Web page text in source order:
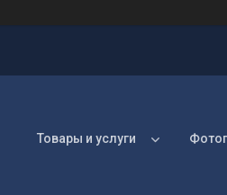
Товары и услуги